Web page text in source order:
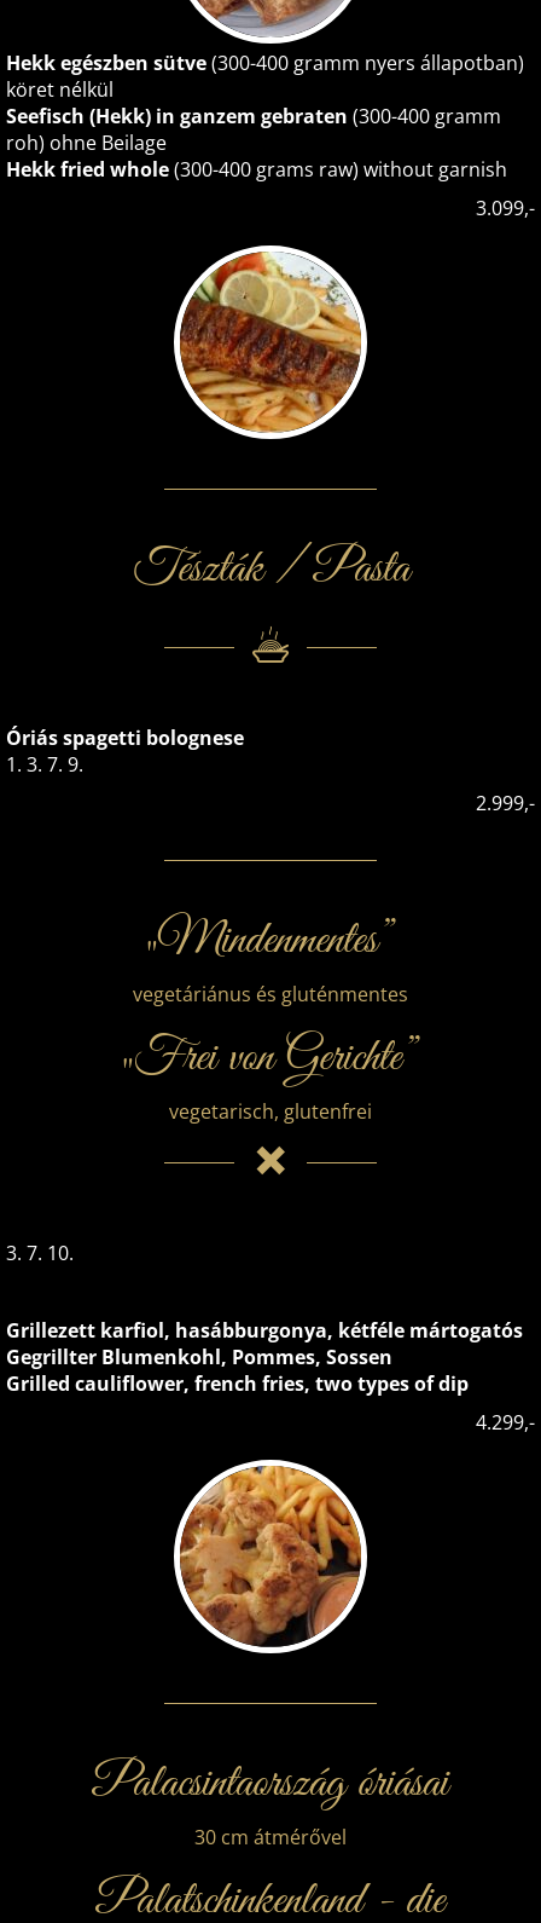
Hekk egészben sütve(300-400 gramm nyers állapotban)
köret nélkül
Seefisch (Hekk) in ganzem gebraten (300-400 gramm
roh) ohne Beilage
Hekk fried whole(300-400 grams raw) without garnish
3.099,-
Tészták / Pasta
Óriás spagetti bolognese
1. 3. 7. 9.
2.999,-
„Mindenmentes”
vegetáriánus és gluténmentes
„Frei von Gerichte”
vegetarisch, glutenfrei
3. 7. 10.
Grillezett karfiol, hasábburgonya, kétféle mártogatós
Gegrillter Blumenkohl, Pommes, Sossen
Grilled cauliflower, french fries, two types of dip
4.299,-
Palacsintaország óriásai
30 cm átmérővel
Palatschinkenland - die